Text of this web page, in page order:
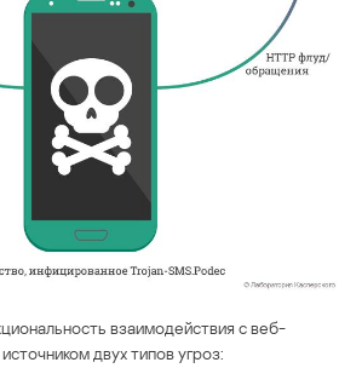
взаимодействия с веб-
двух типов угроз: